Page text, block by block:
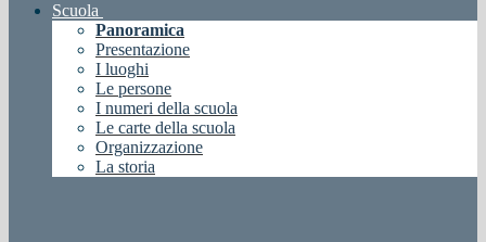
Scuola
Panoramica
Presentazione
I luoghi
Le persone
I numeri della scuola
Le carte della scuola
Organizzazione
La storia